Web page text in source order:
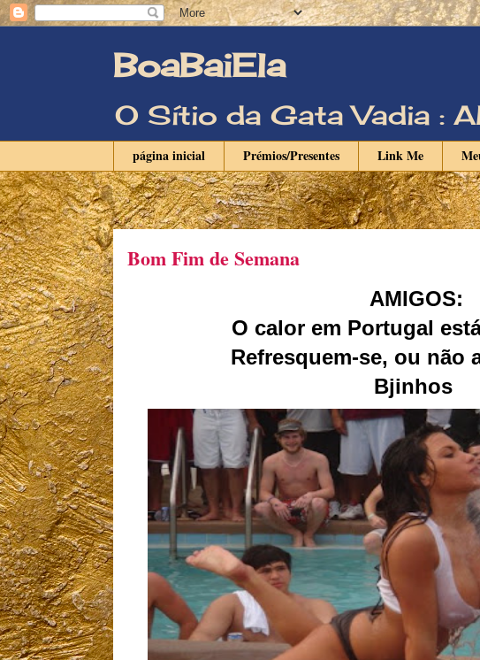
BoaBaiEla
O Sítio da Gata Vadia :
página inicial Prémios/Presentes Link Me
Bom Fim de Semana
AMIGOS:
O calor em Portugal
Refresquem-se, ou não
Bjinhos